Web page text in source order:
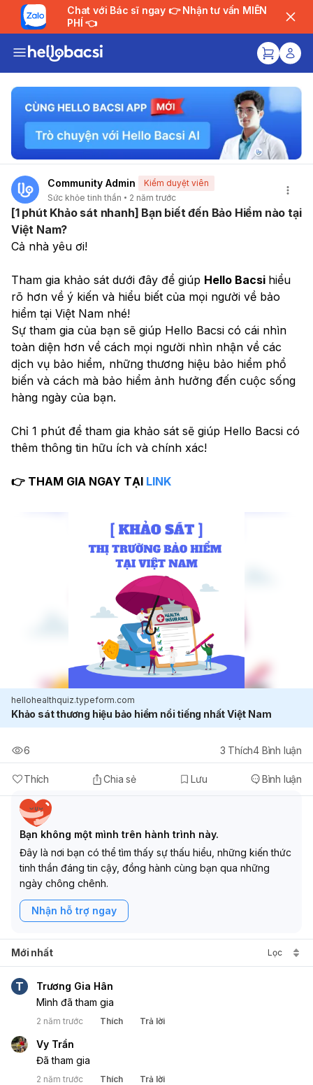
Chat với Bác sĩ ngay 👉 Nhận tư vấn MIỄN
PHÍ 👈
Community Admin
Kiểm duyệt viên
Sức khỏe tinh thần
2 năm trước
[1 phút Khảo sát nhanh] Bạn biết đến Bảo Hiểm nào tại
Việt Nam?
Cả nhà yêu ơi!
Tham gia khảo sát dưới đây để giúp Hello Bacsi hiểu
rõ hơn về ý kiến và hiểu biết của mọi người về bảo
hiểm tại Việt Nam nhé!
Sự tham gia của bạn sẽ giúp Hello Bacsi có cái nhìn
toàn diện hơn về cách mọi người nhìn nhận về các
dịch vụ bảo hiểm, những thương hiệu bảo hiểm phổ
biến và cách mà bảo hiểm ảnh hưởng đến cuộc sống
hàng ngày của bạn.
Chỉ 1 phút để tham gia khảo sát sẽ giúp Hello Bacsi có
thêm thông tin hữu ích và chính xác!
👉 THAM GIA NGAY TẠI LINK
hellohealthquiz.typeform.com
Khảo sát thương hiệu bảo hiểm nổi tiếng nhất Việt Nam
Thích Chia sẻ Lưu Bình luận
6 3 Thích4 Bình luận
Bạn không một mình trên hành trình này.
Đây là nơi bạn có thể tìm thấy sự thấu hiểu, những kiến thức
tinh thần đáng tin cậy, đồng hành cùng bạn qua những
ngày chông chênh.
Nhận hỗ trợ ngay
Mới nhất Lọc
T
Trương Gia Hân
Mình đã tham gia
2 năm trước Thích Trả lời
Vy Trần
Đã tham gia
2 năm trước Thích Trả lời